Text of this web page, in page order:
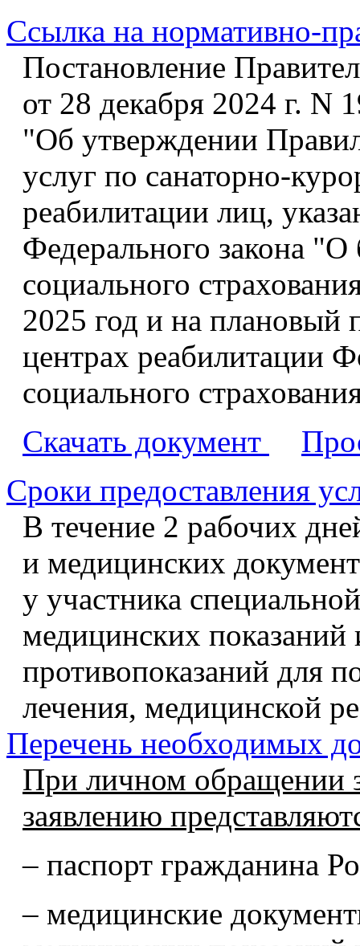
Ссылка на нормативно-
Постановление
от 28 декабря 2024 г. N
"Об утверждении
услуг по санаторно-
реабилитации лиц,
Федерального закона
социального
2025 год и на плановый
центрах реабилитации
социального
Скачать документ
Сроки предоставления
В течение 2 рабочих
и медицинских
у участника
медицинских показаний
противопоказаний для
лечения, медицинской
Перечень необходимых
При личном обращении
заявлению
– паспорт гражданина
– медицинские